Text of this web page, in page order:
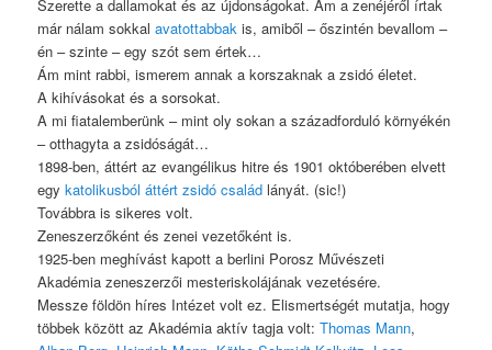
Szerette a dallamokat és az újdonságokat. Ám a zenéjéről írtak
már nálam sokkalavatottabbak is, amiből – őszintén bevallom –
én – szinte – egy szót sem értek…
Ám mint rabbi, ismerem annak a korszaknak a zsidó életet.
A kihívásokat és a sorsokat.
A mi fiatalemberünk – mint oly sokan a századforduló környékén
– otthagyta a zsidóságát…
1898-ben, áttért az evangélikus hitre és 1901 októberében elvett
egy katolikusból áttért zsidó család lányát. (sic!)
Továbbra is sikeres volt.
Zeneszerzőként és zenei vezetőként is.
1925-ben meghívást kapott a berlini Porosz Művészeti
Akadémia zeneszerzői mesteriskolájának vezetésére.
Messze földön híres Intézet volt ez. Elismertségét mutatja, hogy
többek között az Akadémia aktív tagja volt:Thomas Mann,